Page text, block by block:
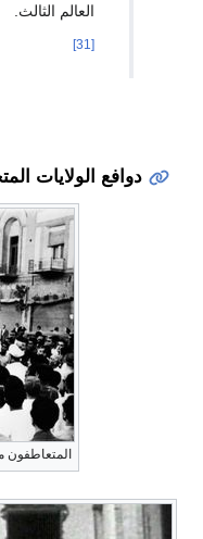
العالم الثالث.
[31]
دوافع الولايات
المتعاطفون